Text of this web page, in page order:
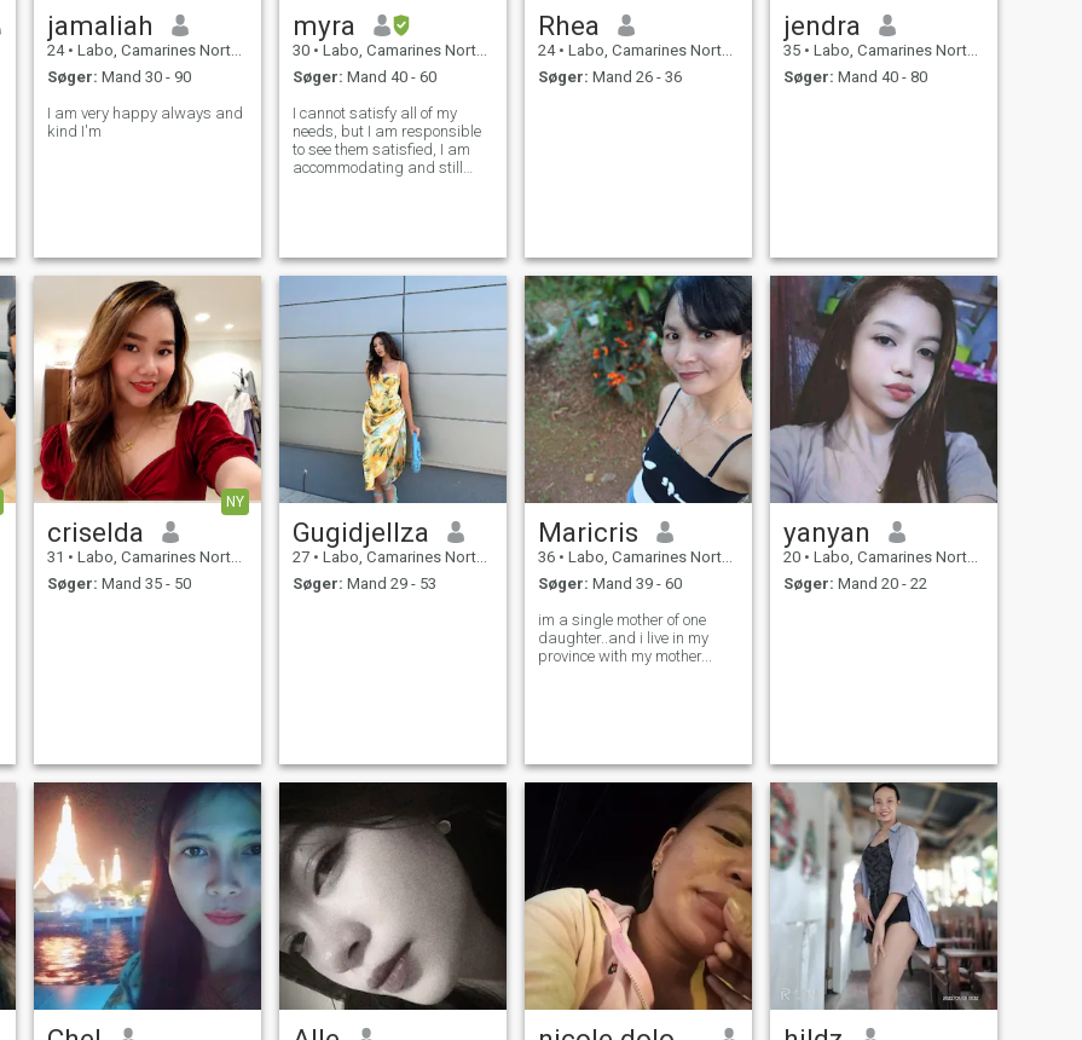
jamaliah
24 • Labo, Camarines Norte, Filippinerne
Søger: Mand 30 - 90
I am very happy always and
kind I'm
myra
30 • Labo, Camarines Norte, Filippinerne
Søger: Mand 40 - 60
I cannot satisfy all of my
needs, but I am responsible
to see them satisfied, I am
accommodating and still
Rhea
24 • Labo, Camarines Norte, Filippinerne
Søger: Mand 26 - 36
jendra
35 • Labo, Camarines Norte, Filippinerne
Søger: Mand 40 - 80
NY
criselda
31 • Labo, Camarines Norte, Filippinerne
Søger: Mand 35 - 50
Gugidjellza
27 • Labo, Camarines Norte, Filippinerne
Søger: Mand 29 - 53
Maricris
36 • Labo, Camarines Norte, Filippinerne
Søger: Mand 39 - 60
im a single mother of one
daughter..and i live in my
province with my mother...
yanyan
20 • Labo, Camarines Norte, Filippinerne
Søger: Mand 20 - 22